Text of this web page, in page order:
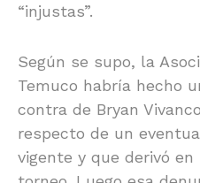
“injustas”.
Según se supo, la
Temuco habría hecho
contra de Bryan
respecto de un
vigente y que derivó